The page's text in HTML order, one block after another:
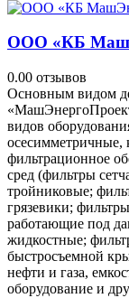
ООО «КБ
0.00 отзывов
Основным видом
видов
осесимметричные,
фильтрационное
сред (фильтры
тройниковые;
грязевики;
работающие под
жидкостные;
быстросъемной
нефти и газа,
оборудование и